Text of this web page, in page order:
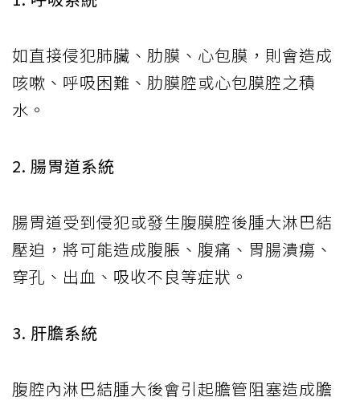
如直接侵犯肺臟、肋膜、心包膜，則會造成
咳嗽、呼吸困難、肋膜腔或心包膜腔之積
水。
2. 腸胃道系統
腸胃道受到侵犯或發生腹膜腔後腫大淋巴結
壓迫，將可能造成腹脹、腹痛、胃腸潰瘍、
穿孔、出血、吸收不良等症狀。
3. 肝膽系統
腹腔內淋巴結腫大後會引起膽管阻塞造成膽